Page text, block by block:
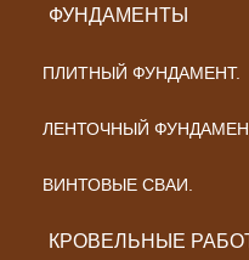
ФУНДАМЕНТЫ
ПЛИТНЫЙ ФУНДАМЕНТ.
ЛЕНТОЧНЫЙ
ВИНТОВЫЕ СВАИ.
КРОВЕЛЬНЫЕ